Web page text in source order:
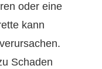
oder eine
kann
Schaden